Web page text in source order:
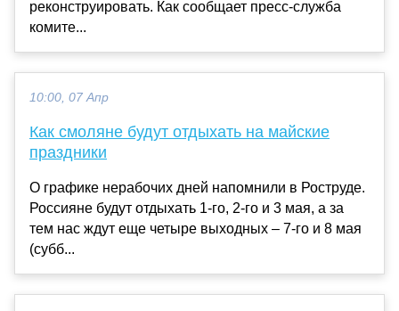
реконструировать. Как сообщает пресс-служба
комите...
10:00, 07 Апр
Как смоляне будут отдыхать на майские
праздники
О графике нерабочих дней напомнили в Роструде.
Россияне будут отдыхать 1-го, 2-го и 3 мая, а за
тем нас ждут еще четыре выходных – 7-го и 8 мая
(субб...